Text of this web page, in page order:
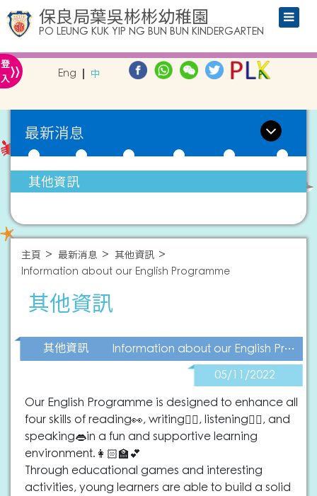
保良局葉吳彬彬幼稚園
PO LEUNG KUK YIP NG BUN BUN KINDERGARTEN
登
入» Eng 中
最新消息
其他資訊
主頁 最新消息
其他資訊
Information about our English Programme
其他資訊
其他資訊
Information about our English Programme
05/11/2022
Our English Programme is designed to enhance all
four skills of reading👀, writing✍🏻, listening👂🏻, and
speaking👄in a fun and supportive learning
environment.👩🏻‍🏫💕
Through educational games and interesting
activities, young learners are able to build a solid